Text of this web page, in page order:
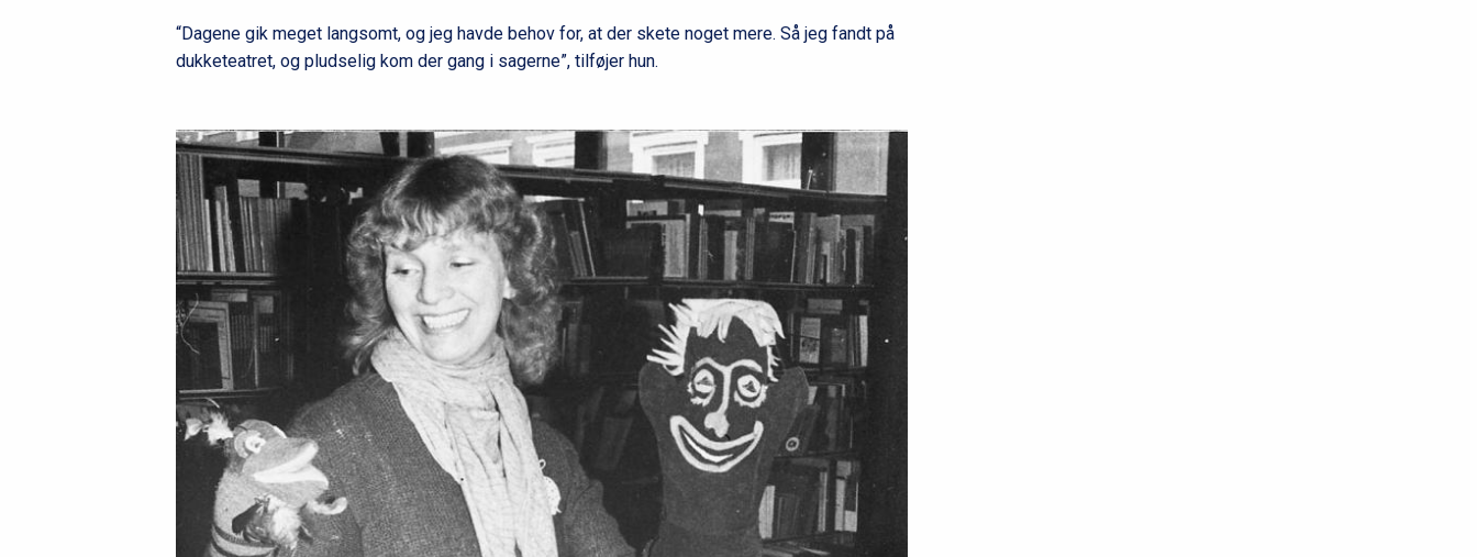
“Dagene gik meget langsomt, og jeg havde behov for, at der skete noget mere. Så jeg fandt på
dukketeatret, og pludselig kom der gang i sagerne”, tilføjer hun.